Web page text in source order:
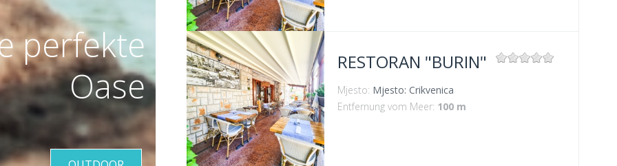
VIŠE INFORMACIJA
RESTORAN "BURIN"
Mjesto: Mjesto: Crikvenica
Entfernung vom Meer: 100 m
perfekte
Oase